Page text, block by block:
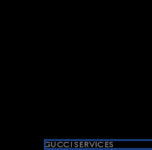
GUCCI SERVICES